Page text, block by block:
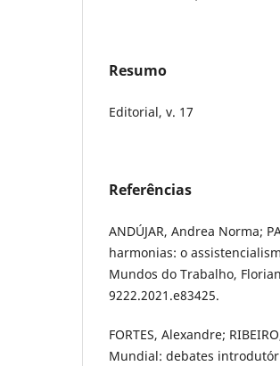
Resumo
Editorial, v. 17
Referências
ANDÚJAR, Andrea Norma;
harmonias: o
Mundos do Trabalho,
9222.2021.e83425.
FORTES, Alexandre;
Mundial: debates